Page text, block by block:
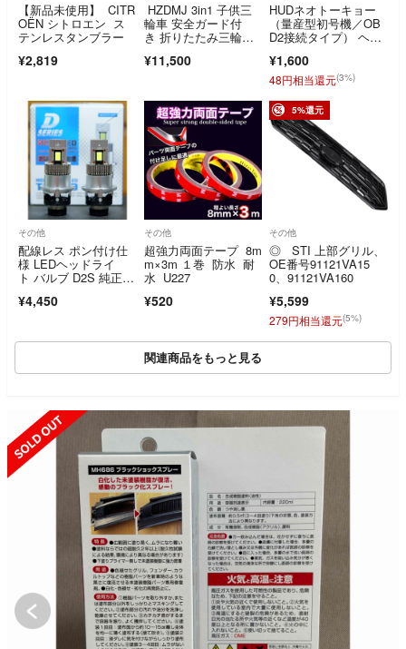
【新品未使用】 CITR
OËN シトロエン ス
テンレスタンブラー
¥2,819
HZDMJ 3in1 子供三
輪車 安全ガード付
き 折りたたみ三輪
立て簡単 自転車 子供
¥11,500
HUDネオトーキョー
（量産型初号機／OB
D2接続タイプ） ヘッ
¥1,600
48円相当還元(3%)
その他
配線レス ポン付け仕
様 LEDヘッドライ
ト バルブ D2S 純正HI
¥4,450
その他
超強力両面テープ 8m
m×3m １巻 防水 耐
水 U227
¥520
5%還元
その他
◎ STI 上部グリル、
OE番号91121VA15
0、91121VA160
¥5,599
279円相当還元(5%)
関連商品をもっと見る